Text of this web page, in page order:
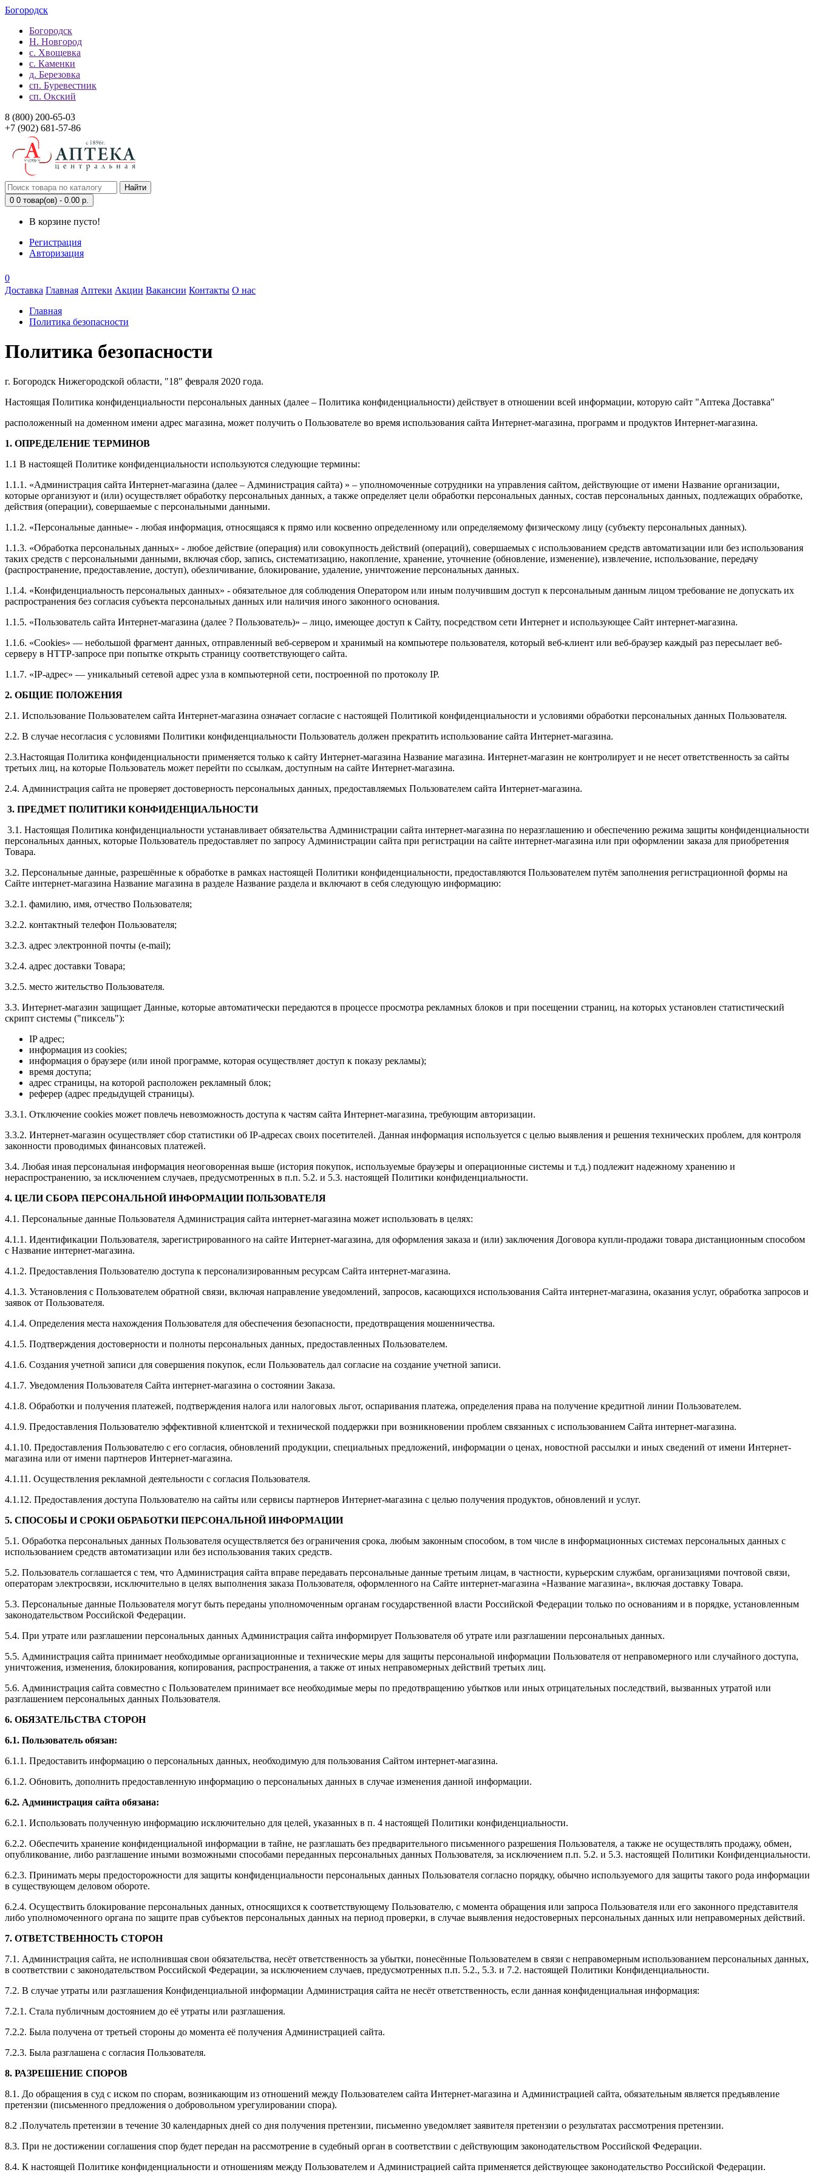
Богородск
Богородск
Н. Новгород
с. Хвощевка
с. Каменки
д. Березовка
сп. Буревестник
сп. Окский
8 (800) 200-65-03
+7 (902) 681-57-86
Найти
0 0 товар(ов) - 0.00 р.
В корзине пусто!
Регистрация
Авторизация
0
Доставка Главная Аптеки Акции Вакансии Контакты О нас
Главная
Политика безопасности
Политика безопасности
г. Богородск Нижегородской области, "18" февраля 2020 года.
Настоящая Политика конфиденциальности персональных данных (далее – Политика конфиденциальности) действует в отношении всей информации, которую сайт "Аптека Доставка"
расположенный на доменном имени адрес магазина, может получить о Пользователе во время использования сайта Интернет-магазина, программ и продуктов Интернет-магазина.
1. ОПРЕДЕЛЕНИЕ ТЕРМИНОВ
1.1 В настоящей Политике конфиденциальности используются следующие термины:
1.1.1. «Администрация сайта Интернет-магазина (далее – Администрация сайта) » – уполномоченные сотрудники на управления сайтом, действующие от имени Название организации,
которые организуют и (или) осуществляет обработку персональных данных, а также определяет цели обработки персональных данных, состав персональных данных, подлежащих обработке,
действия (операции), совершаемые с персональными данными.
1.1.2. «Персональные данные» - любая информация, относящаяся к прямо или косвенно определенному или определяемому физическому лицу (субъекту персональных данных).
1.1.3. «Обработка персональных данных» - любое действие (операция) или совокупность действий (операций), совершаемых с использованием средств автоматизации или без использования
таких средств с персональными данными, включая сбор, запись, систематизацию, накопление, хранение, уточнение (обновление, изменение), извлечение, использование, передачу
(распространение, предоставление, доступ), обезличивание, блокирование, удаление, уничтожение персональных данных.
1.1.4. «Конфиденциальность персональных данных» - обязательное для соблюдения Оператором или иным получившим доступ к персональным данным лицом требование не допускать их
распространения без согласия субъекта персональных данных или наличия иного законного основания.
1.1.5. «Пользователь сайта Интернет-магазина (далее ? Пользователь)» – лицо, имеющее доступ к Сайту, посредством сети Интернет и использующее Сайт интернет-магазина.
1.1.6. «Cookies» — небольшой фрагмент данных, отправленный веб-сервером и хранимый на компьютере пользователя, который веб-клиент или веб-браузер каждый раз пересылает веб-
серверу в HTTP-запросе при попытке открыть страницу соответствующего сайта.
1.1.7. «IP-адрес» — уникальный сетевой адрес узла в компьютерной сети, построенной по протоколу IP.
2. ОБЩИЕ ПОЛОЖЕНИЯ
2.1. Использование Пользователем сайта Интернет-магазина означает согласие с настоящей Политикой конфиденциальности и условиями обработки персональных данных Пользователя.
2.2. В случае несогласия с условиями Политики конфиденциальности Пользователь должен прекратить использование сайта Интернет-магазина.
2.3.Настоящая Политика конфиденциальности применяется только к сайту Интернет-магазина Название магазина. Интернет-магазин не контролирует и не несет ответственность за сайты
третьих лиц, на которые Пользователь может перейти по ссылкам, доступным на сайте Интернет-магазина.
2.4. Администрация сайта не проверяет достоверность персональных данных, предоставляемых Пользователем сайта Интернет-магазина.
3. ПРЕДМЕТ ПОЛИТИКИ КОНФИДЕНЦИАЛЬНОСТИ
3.1. Настоящая Политика конфиденциальности устанавливает обязательства Администрации сайта интернет-магазина по неразглашению и обеспечению режима защиты конфиденциальности
персональных данных, которые Пользователь предоставляет по запросу Администрации сайта при регистрации на сайте интернет-магазина или при оформлении заказа для приобретения
Товара.
3.2. Персональные данные, разрешённые к обработке в рамках настоящей Политики конфиденциальности, предоставляются Пользователем путём заполнения регистрационной формы на
Сайте интернет-магазина Название магазина в разделе Название раздела и включают в себя следующую информацию:
3.2.1. фамилию, имя, отчество Пользователя;
3.2.2. контактный телефон Пользователя;
3.2.3. адрес электронной почты (e-mail);
3.2.4. адрес доставки Товара;
3.2.5. место жительство Пользователя.
3.3. Интернет-магазин защищает Данные, которые автоматически передаются в процессе просмотра рекламных блоков и при посещении страниц, на которых установлен статистический
скрипт системы ("пиксель"):
IP адрес;
информация из cookies;
информация о браузере (или иной программе, которая осуществляет доступ к показу рекламы);
время доступа;
адрес страницы, на которой расположен рекламный блок;
реферер (адрес предыдущей страницы).
3.3.1. Отключение cookies может повлечь невозможность доступа к частям сайта Интернет-магазина, требующим авторизации.
3.3.2. Интернет-магазин осуществляет сбор статистики об IP-адресах своих посетителей. Данная информация используется с целью выявления и решения технических проблем, для контроля
законности проводимых финансовых платежей.
3.4. Любая иная персональная информация неоговоренная выше (история покупок, используемые браузеры и операционные системы и т.д.) подлежит надежному хранению и
нераспространению, за исключением случаев, предусмотренных в п.п. 5.2. и 5.3. настоящей Политики конфиденциальности.
4. ЦЕЛИ СБОРА ПЕРСОНАЛЬНОЙ ИНФОРМАЦИИ ПОЛЬЗОВАТЕЛЯ
4.1. Персональные данные Пользователя Администрация сайта интернет-магазина может использовать в целях:
4.1.1. Идентификации Пользователя, зарегистрированного на сайте Интернет-магазина, для оформления заказа и (или) заключения Договора купли-продажи товара дистанционным способом
с Название интернет-магазина.
4.1.2. Предоставления Пользователю доступа к персонализированным ресурсам Сайта интернет-магазина.
4.1.3. Установления с Пользователем обратной связи, включая направление уведомлений, запросов, касающихся использования Сайта интернет-магазина, оказания услуг, обработка запросов и
заявок от Пользователя.
4.1.4. Определения места нахождения Пользователя для обеспечения безопасности, предотвращения мошенничества.
4.1.5. Подтверждения достоверности и полноты персональных данных, предоставленных Пользователем.
4.1.6. Создания учетной записи для совершения покупок, если Пользователь дал согласие на создание учетной записи.
4.1.7. Уведомления Пользователя Сайта интернет-магазина о состоянии Заказа.
4.1.8. Обработки и получения платежей, подтверждения налога или налоговых льгот, оспаривания платежа, определения права на получение кредитной линии Пользователем.
4.1.9. Предоставления Пользователю эффективной клиентской и технической поддержки при возникновении проблем связанных с использованием Сайта интернет-магазина.
4.1.10. Предоставления Пользователю с его согласия, обновлений продукции, специальных предложений, информации о ценах, новостной рассылки и иных сведений от имени Интернет-
магазина или от имени партнеров Интернет-магазина.
4.1.11. Осуществления рекламной деятельности с согласия Пользователя.
4.1.12. Предоставления доступа Пользователю на сайты или сервисы партнеров Интернет-магазина с целью получения продуктов, обновлений и услуг.
5. СПОСОБЫ И СРОКИ ОБРАБОТКИ ПЕРСОНАЛЬНОЙ ИНФОРМАЦИИ
5.1. Обработка персональных данных Пользователя осуществляется без ограничения срока, любым законным способом, в том числе в информационных системах персональных данных с
использованием средств автоматизации или без использования таких средств.
5.2. Пользователь соглашается с тем, что Администрация сайта вправе передавать персональные данные третьим лицам, в частности, курьерским службам, организациями почтовой связи,
операторам электросвязи, исключительно в целях выполнения заказа Пользователя, оформленного на Сайте интернет-магазина «Название магазина», включая доставку Товара.
5.3. Персональные данные Пользователя могут быть переданы уполномоченным органам государственной власти Российской Федерации только по основаниям и в порядке, установленным
законодательством Российской Федерации.
5.4. При утрате или разглашении персональных данных Администрация сайта информирует Пользователя об утрате или разглашении персональных данных.
5.5. Администрация сайта принимает необходимые организационные и технические меры для защиты персональной информации Пользователя от неправомерного или случайного доступа,
уничтожения, изменения, блокирования, копирования, распространения, а также от иных неправомерных действий третьих лиц.
5.6. Администрация сайта совместно с Пользователем принимает все необходимые меры по предотвращению убытков или иных отрицательных последствий, вызванных утратой или
разглашением персональных данных Пользователя.
6. ОБЯЗАТЕЛЬСТВА СТОРОН
6.1. Пользователь обязан:
6.1.1. Предоставить информацию о персональных данных, необходимую для пользования Сайтом интернет-магазина.
6.1.2. Обновить, дополнить предоставленную информацию о персональных данных в случае изменения данной информации.
6.2. Администрация сайта обязана:
6.2.1. Использовать полученную информацию исключительно для целей, указанных в п. 4 настоящей Политики конфиденциальности.
6.2.2. Обеспечить хранение конфиденциальной информации в тайне, не разглашать без предварительного письменного разрешения Пользователя, а также не осуществлять продажу, обмен,
опубликование, либо разглашение иными возможными способами переданных персональных данных Пользователя, за исключением п.п. 5.2. и 5.3. настоящей Политики Конфиденциальности.
6.2.3. Принимать меры предосторожности для защиты конфиденциальности персональных данных Пользователя согласно порядку, обычно используемого для защиты такого рода информации
в существующем деловом обороте.
6.2.4. Осуществить блокирование персональных данных, относящихся к соответствующему Пользователю, с момента обращения или запроса Пользователя или его законного представителя
либо уполномоченного органа по защите прав субъектов персональных данных на период проверки, в случае выявления недостоверных персональных данных или неправомерных действий.
7. ОТВЕТСТВЕННОСТЬ СТОРОН
7.1. Администрация сайта, не исполнившая свои обязательства, несёт ответственность за убытки, понесённые Пользователем в связи с неправомерным использованием персональных данных,
в соответствии с законодательством Российской Федерации, за исключением случаев, предусмотренных п.п. 5.2., 5.3. и 7.2. настоящей Политики Конфиденциальности.
7.2. В случае утраты или разглашения Конфиденциальной информации Администрация сайта не несёт ответственность, если данная конфиденциальная информация:
7.2.1. Стала публичным достоянием до её утраты или разглашения.
7.2.2. Была получена от третьей стороны до момента её получения Администрацией сайта.
7.2.3. Была разглашена с согласия Пользователя.
8. РАЗРЕШЕНИЕ СПОРОВ
8.1. До обращения в суд с иском по спорам, возникающим из отношений между Пользователем сайта Интернет-магазина и Администрацией сайта, обязательным является предъявление
претензии (письменного предложения о добровольном урегулировании спора).
8.2 .Получатель претензии в течение 30 календарных дней со дня получения претензии, письменно уведомляет заявителя претензии о результатах рассмотрения претензии.
8.3. При не достижении соглашения спор будет передан на рассмотрение в судебный орган в соответствии с действующим законодательством Российской Федерации.
8.4. К настоящей Политике конфиденциальности и отношениям между Пользователем и Администрацией сайта применяется действующее законодательство Российской Федерации.